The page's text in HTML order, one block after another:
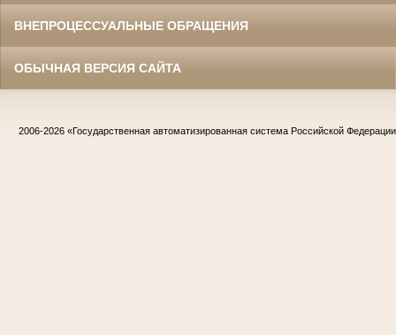
ВНЕПРОЦЕССУАЛЬНЫЕ ОБРАЩЕНИЯ
ОБЫЧНАЯ ВЕРСИЯ САЙТА
2006-2026 «Государственная автоматизированная система Российской